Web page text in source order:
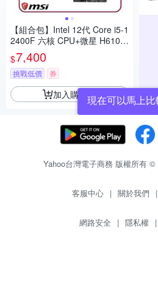
【組合包】Intel 12代 Core i5-1
2400F 六核 CPU+微星 H610M
-S DDR4 主機板
$7,400
挑戰低價 券
加入購物車現在可以馬上比
Yahoo台灣電子商務 版權所有
客服中心 | 關於我們 |
網路安全 | 隱私權 |